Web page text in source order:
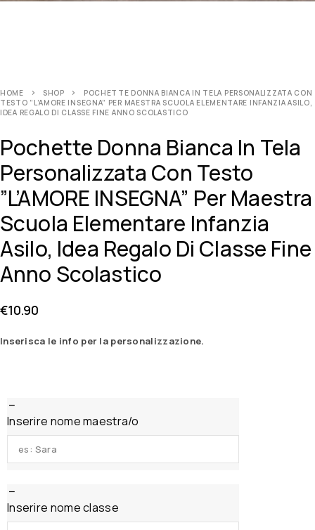
HOME SHOP
POCHETTE DONNA BIANCA IN TELA PERSONALIZZATA CON
TESTO ”L’AMORE INSEGNA” PER MAESTRA SCUOLA ELEMENTARE INFANZIA ASILO,
IDEA REGALO DI CLASSE FINE ANNO SCOLASTICO
Pochette Donna Bianca In Tela
Personalizzata Con Testo
”L’AMORE INSEGNA” Per Maestra
Scuola Elementare Infanzia
Asilo, Idea Regalo Di Classe Fine
Anno Scolastico
€10.90
Inserisca le info per la personalizzazione.
Inserire nome maestra/o
Inserire nome classe